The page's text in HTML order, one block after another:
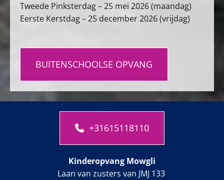
Tweede Pinksterdag – 25 mei 2026 (maandag)
Eerste Kerstdag – 25 december 2026 (vrijdag)
BUITENSCHOOLSE OPVANG
+31615118110
Kinderopvang Mowgli
Laan van zusters van JMJ 133